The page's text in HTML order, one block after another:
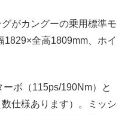
がカングーの乗用標準モ
全高1809mm、ホイ
ボ（115ps/190Nm）と
仕様あります）。ミッシ